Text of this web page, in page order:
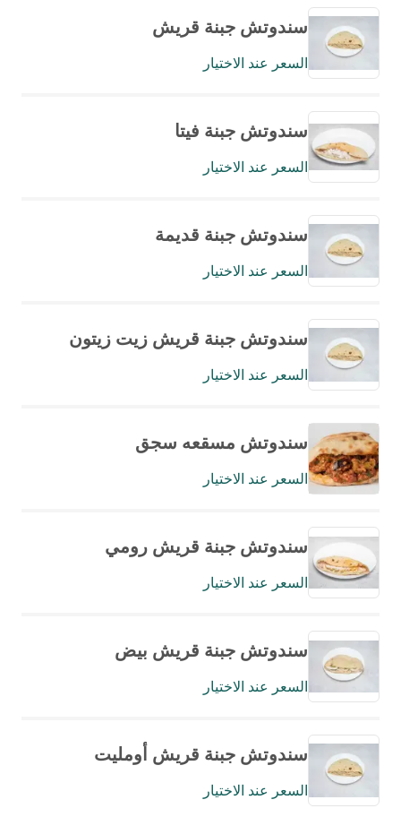
سندوتش جبنة قريش
السعر عند الاختيار
سندوتش جبنة فيتا
السعر عند الاختيار
سندوتش جبنة قديمة
السعر عند الاختيار
سندوتش جبنة قريش زيت زيتون
السعر عند الاختيار
سندوتش مسقعه سجق
السعر عند الاختيار
سندوتش جبنة قريش رومي
السعر عند الاختيار
سندوتش جبنة قريش بيض
السعر عند الاختيار
سندوتش جبنة قريش أومليت
السعر عند الاختيار